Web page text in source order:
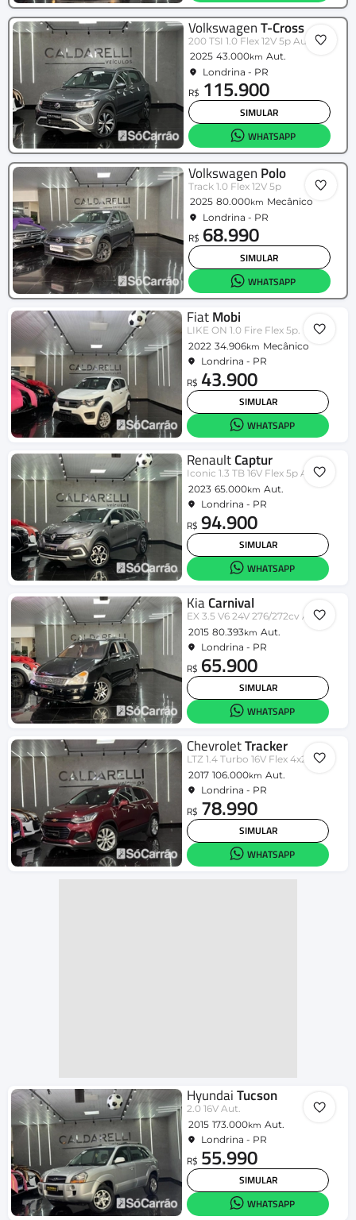
VolkswagenT-Cross
200 TSI 1.0 Flex 12V 5p Aut.
2025 43.000km Aut.
Londrina - PR
R$ 115.900
SIMULAR
WHATSAPP
Volkswagen Polo
Track 1.0 Flex 12V 5p
2025 80.000km Mecânico
Londrina - PR
R$ 68.990
SIMULAR
WHATSAPP
FiatMobi
LIKE ON 1.0 Fire Flex 5p.
2022 34.906km Mecânico
Londrina - PR
R$ 43.900
SIMULAR
WHATSAPP
RenaultCaptur
Iconic 1.3 TB 16V Flex 5p Aut.
2023 65.000km Aut.
Londrina - PR
R$ 94.900
SIMULAR
WHATSAPP
KiaCarnival
EX 3.5 V6 24V 276/272cv Aut.
2015 80.393km Aut.
Londrina - PR
R$ 65.900
SIMULAR
WHATSAPP
ChevroletTracker
LTZ 1.4 Turbo 16V Flex 4x2 Aut.
2017 106.000km Aut.
Londrina - PR
R$ 78.990
SIMULAR
WHATSAPP
HyundaiTucson
2.0 16V Aut.
2015 173.000km Aut.
Londrina - PR
R$ 55.990
SIMULAR
WHATSAPP